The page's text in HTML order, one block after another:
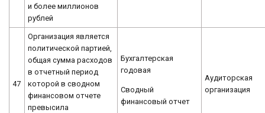
и более миллионов
рублей
47
Организация является
политической партией,
общая сумма расходов
в отчетный период
которой в сводном
финансовом отчете
превысила
Бухгалтерская
годовая
Сводный
финансовый отчет
Аудиторская
организация